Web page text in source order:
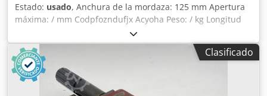
Estado: usado, Anchura de la mordaza: 125 mm Apertura
máxima: / mm Codpfozndufjx Acyoha Peso: / kg Longitud
total: / mm Tornillo de máquina Allmatic, tensor de alta
presión HD 125 - Sin llave para el tornillo de máquina.
Clasificado